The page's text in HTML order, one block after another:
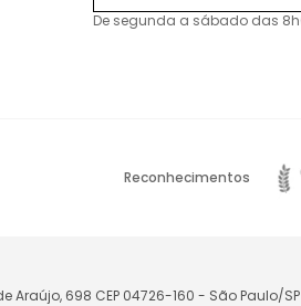
De segunda a sábado das
Reconhecimentos
698 CEP 04726-160 - São Paulo/